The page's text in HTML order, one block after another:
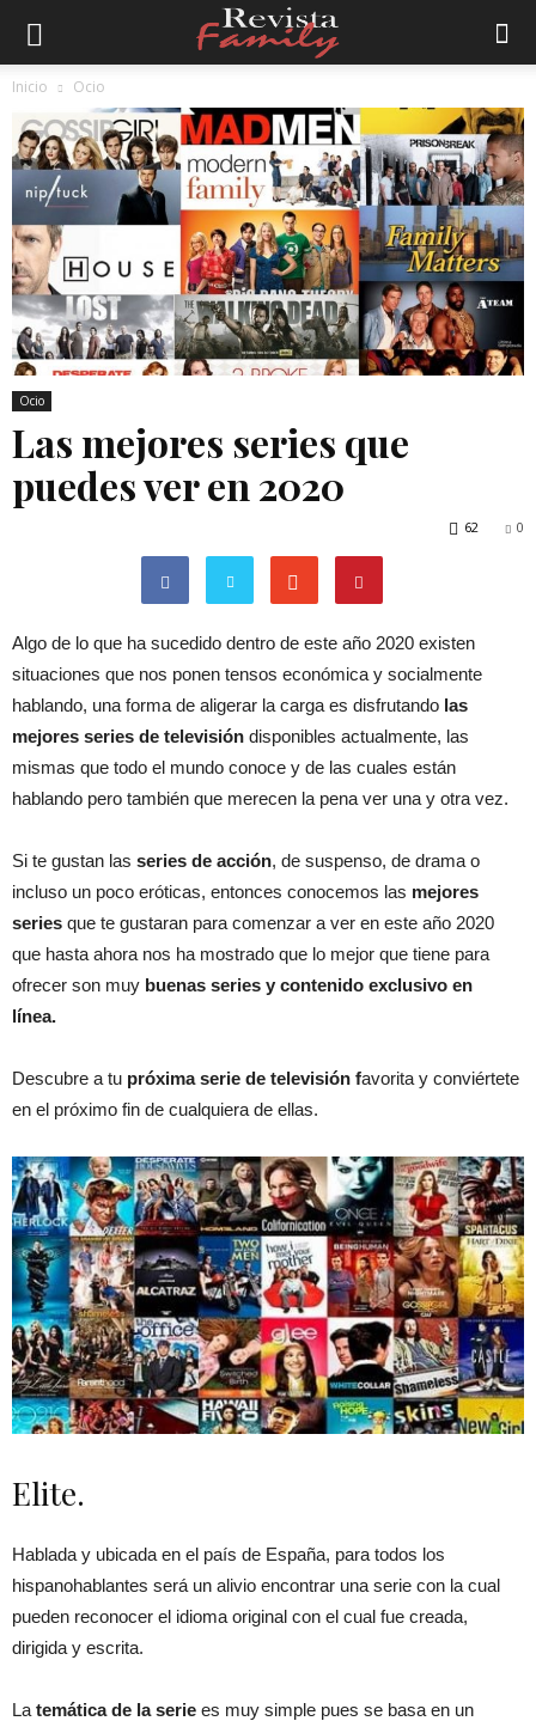
Inicio Ocio
Ocio
Las mejores series que
puedes ver en 2020
0
62
Algo de lo que ha sucedido dentro de este año 2020 existen
situaciones que nos ponen tensos económica y socialmente
hablando, una forma de aligerar la carga es disfrutando las
mejores series de televisión disponibles actualmente, las
mismas que todo el mundo conoce y de las cuales están
hablando pero también que merecen la pena ver una y otra vez.
Si te gustan las series de acción, de suspenso, de drama o
incluso un poco eróticas, entonces conocemos las mejores
series que te gustaran para comenzar a ver en este año 2020
que hasta ahora nos ha mostrado que lo mejor que tiene para
ofrecer son muy buenas series y contenido exclusivo en
línea.
Descubre a tu próxima serie de televisión favorita y conviértete
en el próximo fin de cualquiera de ellas.
Elite.
Hablada y ubicada en el país de España, para todos los
hispanohablantes será un alivio encontrar una serie con la cual
pueden reconocer el idioma original con el cual fue creada,
dirigida y escrita.
La temática de la serie es muy simple pues se basa en un